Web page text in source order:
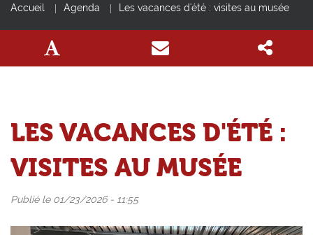
Accueil Agenda Les vacances d'été : visites au musée
LES VACANCES D'ÉTÉ :
VISITES AU MUSÉE
Publié le 01/23/2026 - 11:55